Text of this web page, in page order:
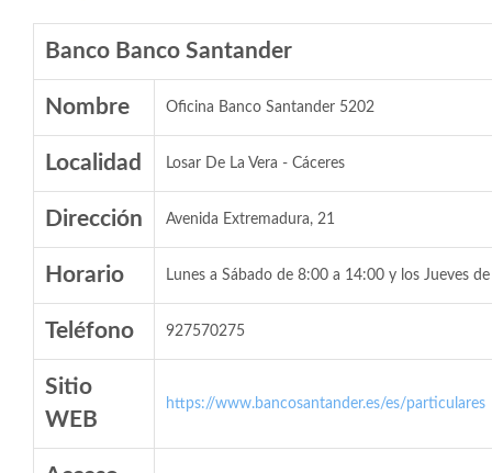
Banco Banco Santander
Nombre Oficina Banco Santander 5202
Localidad Losar De La Vera - Cáceres
Dirección Avenida Extremadura, 21
Horario Lunes a Sábado de 8:00 a 14:00 y los Jueves
Teléfono 927570275
Sitio
WEB
https://www.bancosantander.es/es/particulares